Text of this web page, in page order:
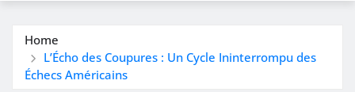
Home
L’Écho des Coupures : Un Cycle Ininterrompu des
Échecs Américains